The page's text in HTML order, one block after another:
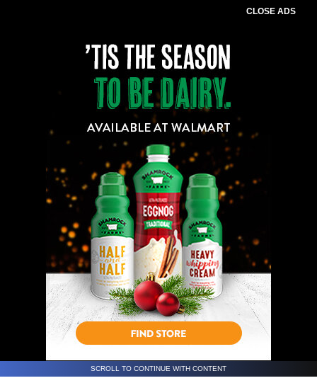
CLOSE ADS
SCROLL TO CONTINUE WITH CONTENT